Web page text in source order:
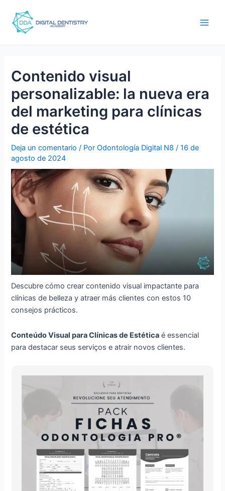
contenido
Contenido visual
personalizable: la nueva era
del marketing para clínicas
de estética
Deja un comentario / PorOdontología Digital N8/16 de
agosto de 2024
Descubre cómo crear contenido visual impactante para
clínicas de belleza y atraer más clientes con estos 10
consejos prácticos.
Conteúdo Visual para Clínicas de Estética é essencial
para destacar seus serviços e atrair novos clientes.
de
entradas